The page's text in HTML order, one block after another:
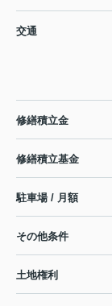
交通
修繕積立金
修繕積立基金
駐車場 / 月額
その他条件
土地権利